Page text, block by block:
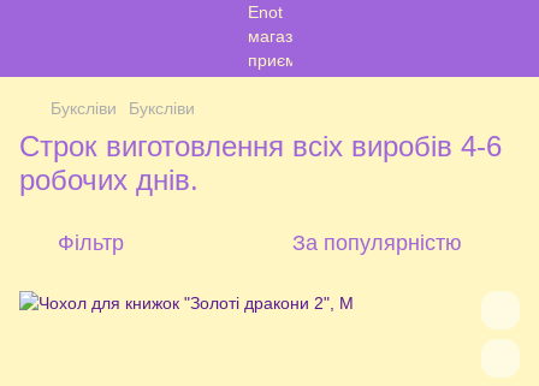
Буксліви Буксліви
Строк виготовлення всіх виробів 4-6
робочих днів.
Фільтр За популярністю